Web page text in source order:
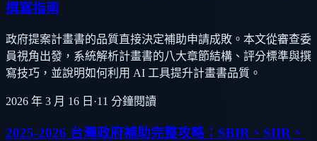
撰寫指南
政府提案計畫書的品質直接決定補助申請成敗。本文從審查委
員視角出發，系統解析計畫書的八大章節結構、評分標準與撰
寫技巧，並說明如何利用 AI 工具提升計畫書品質。
2026 年 3 月 16 日 ·11 分鐘閱讀
2025-2026 台灣政府補助完整攻略：SBIR、SIIR、